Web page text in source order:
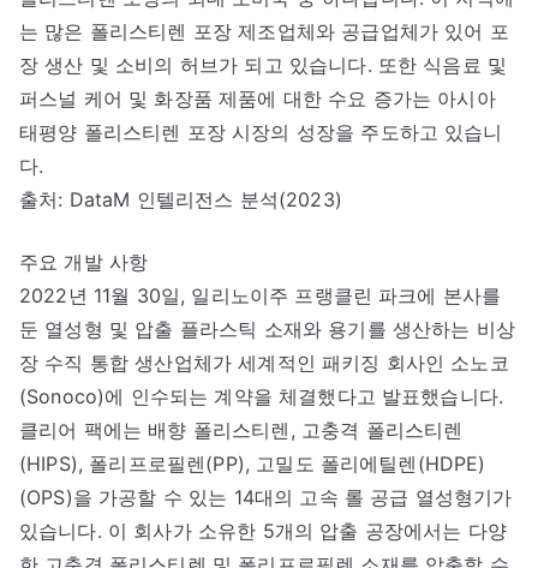
는 많은 폴리스티렌 포장 제조업체와 공급업체가 있어 포
장 생산 및 소비의 허브가 되고 있습니다. 또한 식음료 및
퍼스널 케어 및 화장품 제품에 대한 수요 증가는 아시아
태평양 폴리스티렌 포장 시장의 성장을 주도하고 있습니
다.
출처: DataM 인텔리전스 분석(2023)
주요 개발 사항
2022년 11월 30일, 일리노이주 프랭클린 파크에 본사를
둔 열성형 및 압출 플라스틱 소재와 용기를 생산하는 비상
장 수직 통합 생산업체가 세계적인 패키징 회사인 소노코
(Sonoco)에 인수되는 계약을 체결했다고 발표했습니다.
클리어 팩에는 배향 폴리스티렌, 고충격 폴리스티렌
(HIPS), 폴리프로필렌(PP), 고밀도 폴리에틸렌(HDPE)
(OPS)을 가공할 수 있는 14대의 고속 롤 공급 열성형기가
있습니다. 이 회사가 소유한 5개의 압출 공장에서는 다양